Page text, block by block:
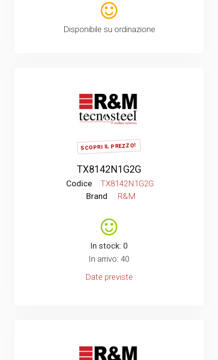
Disponibile su ordinazione
SCOPRI IL PREZZO!
TX8142N1G2G
Codice
TX8142N1G2G
Brand
R&M
In stock: 0
In arrivo: 40
Date previste